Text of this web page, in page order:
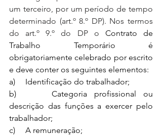
um terceiro, por um período de tempo
determinado (art.º 8.º DP). Nos termos
do art.º 9.º do DP o Contrato de
Trabalho Temporário é
obrigatoriamente celebrado por escrito
e deve conter os seguintes elementos:
a)     Identificação do trabalhador;
b)     Categoria profissional ou
descrição das funções a exercer pelo
trabalhador;
c)     A remuneração;